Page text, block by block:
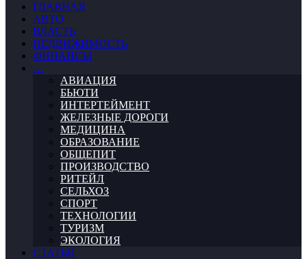
ГЛАВНАЯ
АВТО
ВЛАСТЬ
НЕДВИЖИМОСТЬ
ФИНАНСЫ
…
АВИАЦИЯ
БЬЮТИ
ИНТЕРТЕЙМЕНТ
ЖЕЛЕЗНЫЕ ДОРОГИ
МЕДИЦИНА
ОБРАЗОВАНИЕ
ОБЩЕПИТ
ПРОИЗВОДСТВО
РИТЕЙЛ
СЕЛЬХОЗ
СПОРТ
ТЕХНОЛОГИИ
ТУРИЗМ
ЭКОЛОГИЯ
СТАТЬИ